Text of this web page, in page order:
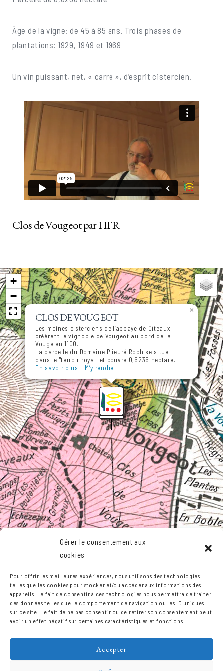
Gérer le consentement aux
cookies
Pour offrir les meilleures expériences, nous utilisons des technologies
telles que les cookies pour stocker et/ou accéder aux informations des
appareils. Le fait de consentir à ces technologies nous permettra de traiter
des données telles que le comportement de navigation ou les ID uniques
sur ce site. Le fait de ne pas consentir ou de retirer son consentement peut
avoir un effet négatif sur certaines caractéristiques et fonctions.
Accepter
Âge de la vigne: de 45 à 85 ans. Trois phases de
plantations: 1929, 1949 et 1969
Un vin puissant, net, « carré », d’esprit cistercien.
Clos de Vougeot par HFR
CLOS DE VOUGEOT
Les moines cisterciens de l’abbaye de Cîteaux
créèrent le vignoble de Vougeot au bord de la
Vouge en 1100.
La parcelle du Domaine Prieuré Roch se situe
dans le "terroir royal" et couvre 0,6236 hectare.
En savoir plus - M’y rendre
×
+
−
Leaflet,©OpenStreetMapcontributors